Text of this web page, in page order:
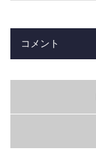
コメント